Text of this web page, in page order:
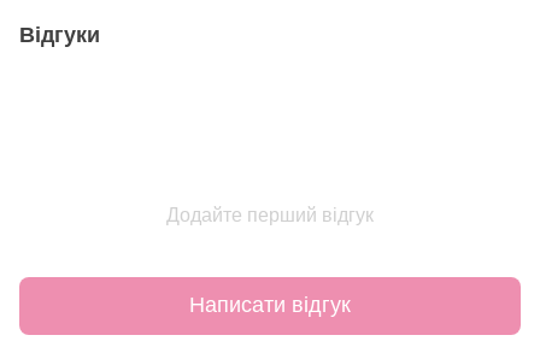
Відгуки
Додайте перший відгук
Написати відгук